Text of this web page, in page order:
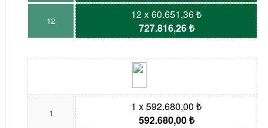
12
12 x 60.651,36 ₺
727.816,26 ₺
1
1 x 592.680,00 ₺
592.680,00 ₺